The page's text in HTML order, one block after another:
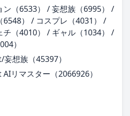
ン（6533） / 妄想族（6995） /
6548） / コスプレ（4031） /
チ（4010） / ギャル（1034） /
）
妄想族（45397）
AIリマスター（2066926）